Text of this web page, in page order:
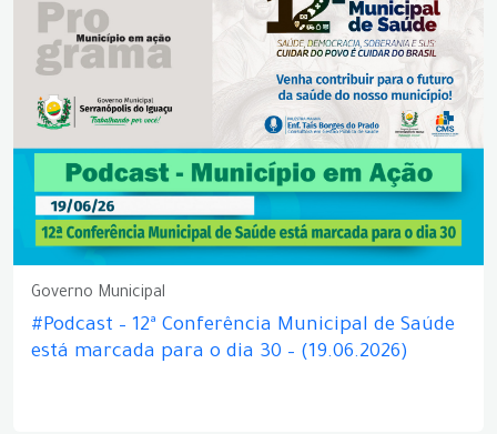
Governo Municipal
#Podcast – 12ª Conferência Municipal de Saúde
está marcada para o dia 30 – (19.06.2026)